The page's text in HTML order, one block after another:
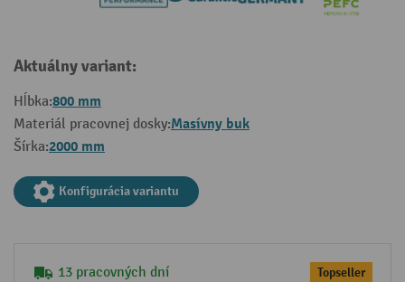
Aktuálny variant:
Hĺbka:800 mm
Materiál pracovnej dosky:Masívny buk
Šírka:2000 mm
Konfigurácia variantu
13 pracovných dní Topseller